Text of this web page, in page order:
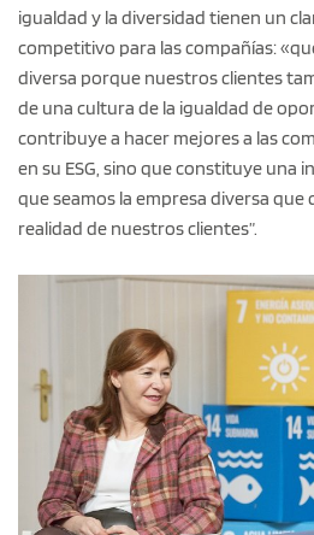
igualdad y la diversidad tienen un
competitivo para las compañías:
diversa porque nuestros clientes
de una cultura de la igualdad de
contribuye a hacer mejores a las
en su ESG, sino que constituye una
que seamos la empresa diversa que
realidad de nuestros clientes”.